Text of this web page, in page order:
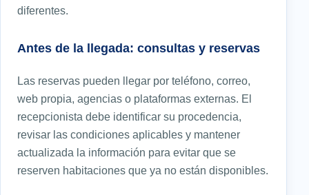
diferentes.
Antes de la llegada: consultas y reservas
Las reservas pueden llegar por teléfono, correo,
web propia, agencias o plataformas externas. El
recepcionista debe identificar su procedencia,
revisar las condiciones aplicables y mantener
actualizada la información para evitar que se
reserven habitaciones que ya no están disponibles.